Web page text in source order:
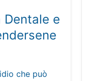
Dentale e
che può